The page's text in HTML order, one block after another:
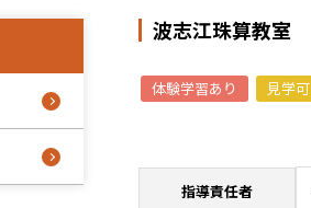
波志江珠算教室
体験学習あり 見学可
指導責任者